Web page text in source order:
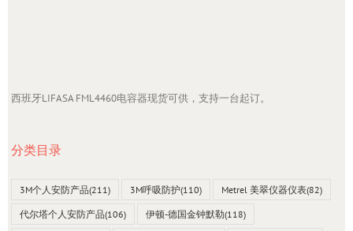
西班牙LIFASA FML4460电容器现货可供，支持一台起订。
分类目录
3M个人安防产品(211) 3M呼吸防护(110) Metrel 美翠仪器仪表(82)
代尔塔个人安防产品(106) 伊顿-德国金钟默勒(118)